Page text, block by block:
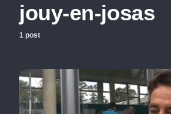
jouy-en-josas
1 post